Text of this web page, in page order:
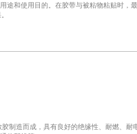
途和使用目的。在胶带与被粘物粘贴时，
制造而成，具有良好的绝缘性、耐燃、耐